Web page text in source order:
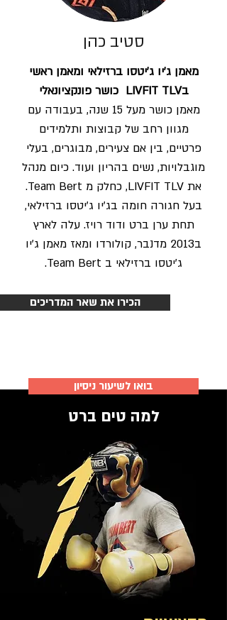
סטיב כהן
מאמן ג'יו ג'יטסו ברזילאי ומאמן ראשי
בLIVFIT TLV כושר פונקציונאלי
מאמן כושר מעל 15 שנה, בעבודה עם
מגוון רחב של קבוצות ותלמידים
פרטיים, בין אם צעירים, מבוגרים, בעלי
מוגבלויות, נשים בהריון ועוד. כיום מנהל
את LIVFIT TLV, כחלק מ Team Bert.
בעל חגורה חומה בג'יו ג'יטסו ברזילאי,
תחת ערן ברט ודוד רויז. עלה לארץ
ב2013 מדנבר, קולורדו ומאז מאמן ג'יו
ג'יטסו ברזילאי ב Team Bert.
הכירו את שאר המדריכים
למה טים ברט
בואו לשיעור ניסיון